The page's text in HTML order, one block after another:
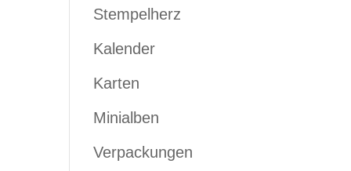
Stempelherz
Kalender
Karten
Minialben
Verpackungen